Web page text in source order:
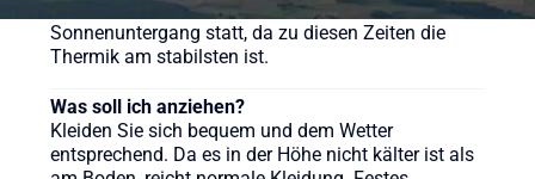
Sonnenaufgang oder am späten Nachmittag vor
Sonnenuntergang statt, da zu diesen Zeiten die
Thermik am stabilsten ist.
Was soll ich anziehen?
Kleiden Sie sich bequem und dem Wetter
entsprechend. Da es in der Höhe nicht kälter ist als